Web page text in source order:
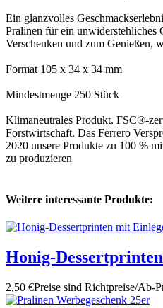
Ein glanzvolles
Pralinen für ein unwiderstehliches
Verschenken und zum Genießen,
Format 105 x 34 x 34 mm
Mindestmenge 250 Stück
Klimaneutrales Produkt. FSC®-
Forstwirtschaft. Das Ferrero
2020 unsere Produkte zu 100 %
zu produzieren
Weitere interessante Produkte:
Honig-
2,50 €Preise sind Richtpreise/Ab-